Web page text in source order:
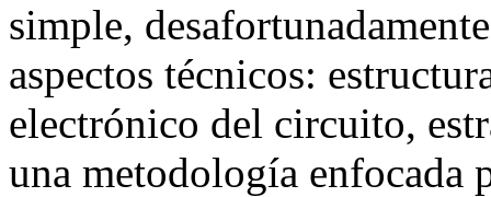
simple,
aspectos técnicos:
electrónico del circuito,
una metodología enfocada